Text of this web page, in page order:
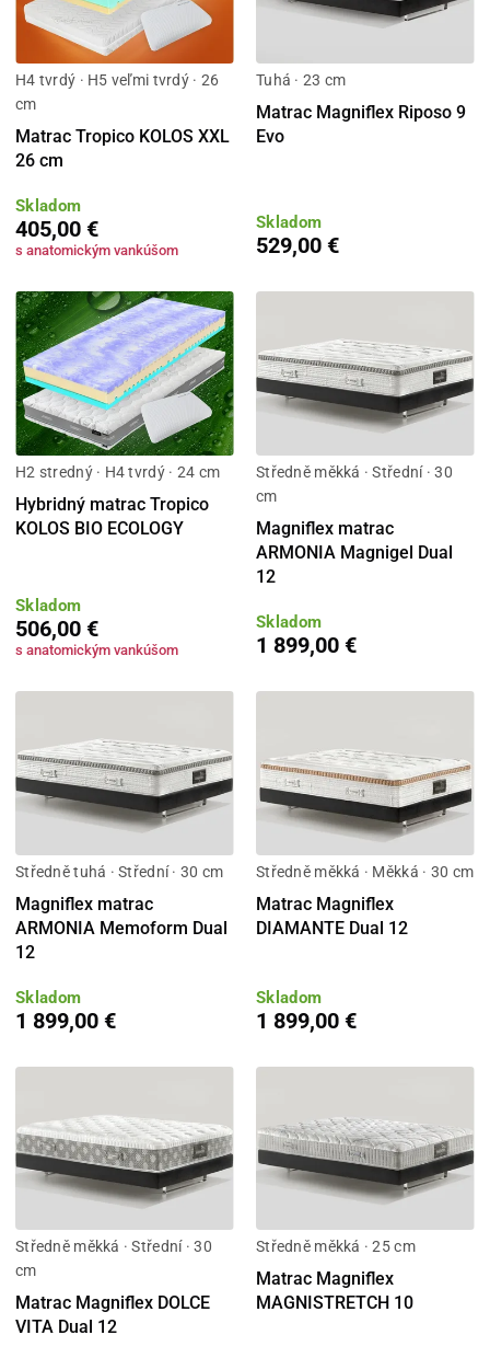
H4 tvrdý · H5 veľmi tvrdý · 26
cm
Matrac Tropico KOLOS XXL
26 cm
Skladom
405,00 €
s anatomickým vankúšom
Tuhá · 23 cm
Matrac Magniflex Riposo 9
Evo
Skladom
529,00 €
H2 stredný · H4 tvrdý · 24 cm
Hybridný matrac Tropico
KOLOS BIO ECOLOGY
Skladom
506,00 €
s anatomickým vankúšom
Středně měkká · Střední · 30
cm
Magniflex matrac
ARMONIA Magnigel Dual
12
Skladom
1 899,00 €
Středně tuhá · Střední · 30 cm
Magniflex matrac
ARMONIA Memoform Dual
12
Skladom
1 899,00 €
Středně měkká · Měkká · 30 cm
Matrac Magniflex
DIAMANTE Dual 12
Skladom
1 899,00 €
Středně měkká · Střední · 30
cm
Matrac Magniflex DOLCE
VITA Dual 12
Středně měkká · 25 cm
Matrac Magniflex
MAGNISTRETCH 10